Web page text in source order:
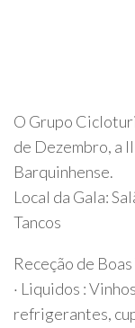
O Grupo
de Dezembro, a
Barquinhense.
Local da Gala:
Tancos
Receção de
· Liquidos :
refrigerantes,